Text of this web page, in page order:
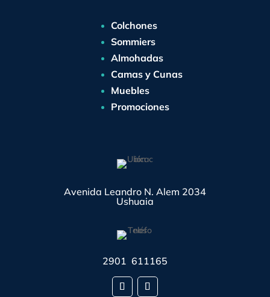
Colchones
Sommiers
Almohadas
Camas y Cunas
Muebles
Promociones
Avenida Leandro N. Alem 2034
Ushuaia
2901 611165